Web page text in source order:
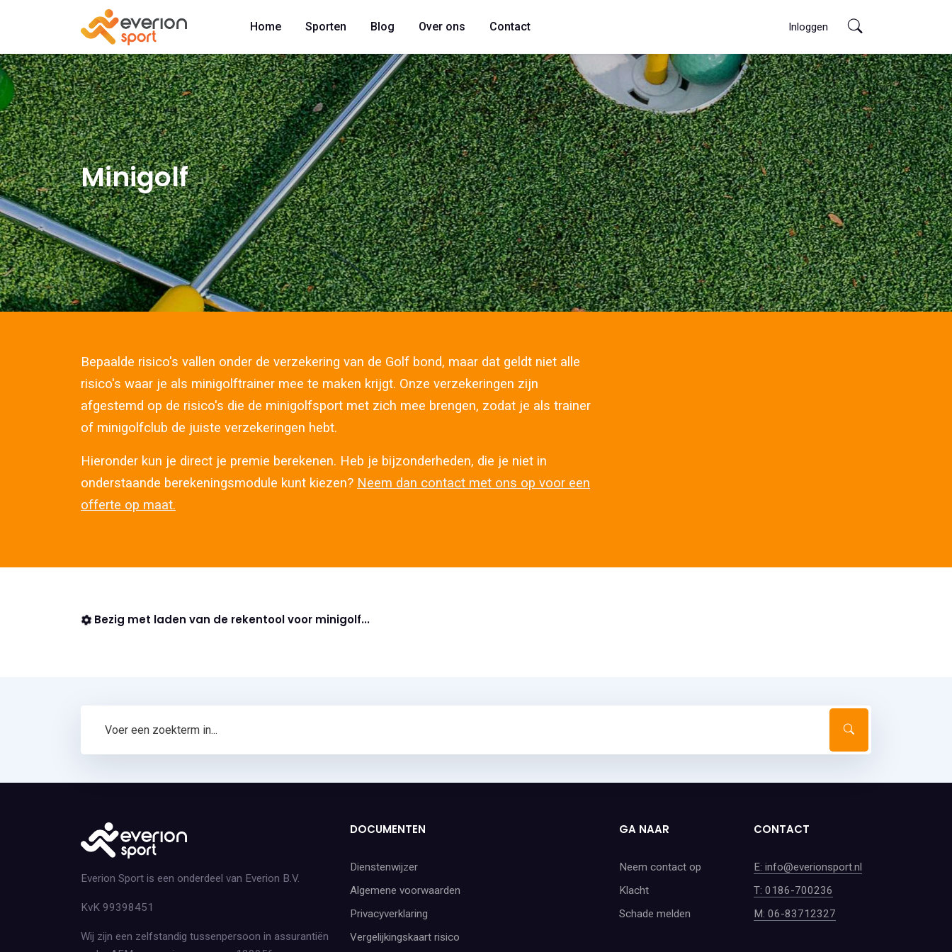
Home Sporten Blog Over ons Contact Inloggen
Minigolf
Bepaalde risico's vallen onder de verzekering van de Golf bond, maar dat geldt niet alle
risico's waar je als minigolftrainer mee te maken krijgt. Onze verzekeringen zijn
afgestemd op de risico's die de minigolfsport met zich mee brengen, zodat je als trainer
of minigolfclub de juiste verzekeringen hebt.
Hieronder kun je direct je premie berekenen. Heb je bijzonderheden, die je niet in
onderstaande berekeningsmodule kunt kiezen? Neem dan contact met ons op voor een
offerte op maat.
Bezig met laden van de rekentool voor minigolf...
Everion Sport is een onderdeel van Everion B.V.
KvK 99398451
Wij zijn een zelfstandig tussenpersoon in assurantiën
DOCUMENTEN
Dienstenwijzer
Algemene voorwaarden
Privacyverklaring
Vergelijkingskaart risico
GA NAAR
Neem contact op
Klacht
Schade melden
CONTACT
E: info@everionsport.nl
T: 0186-700236
M: 06-83712327